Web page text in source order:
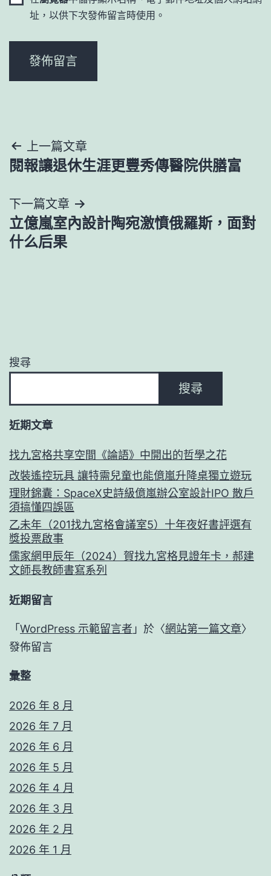
址，以供下次發佈留言時使用。
文
章
導
覽
上一篇文章
閱報讓退休生涯更豐秀傳醫院供膳富
下一篇文章
立億嵐室內設計陶宛激憤俄羅斯，面對
什么后果
搜尋
搜尋
近期文章
找九宮格共享空間《論語》中開出的哲學之花
改裝遙控玩具 讓特需兒童也能億嵐升降桌獨立遊玩
理財錦囊：SpaceX史詩級億嵐辦公室設計IPO 散戶
須搞懂四誤區
乙未年（201找九宮格會議室5）十年夜好書評選有
獎投票啟事
儒家網甲辰年（2024）賀找九宮格見證年卡，郝建
文師長教師書寫系列
近期留言
「 WordPress 示範留言者 」於〈網站第一篇文章〉
發佈留言
彙整
2026 年 8 月
2026 年 7 月
2026 年 6 月
2026 年 5 月
2026 年 4 月
2026 年 3 月
2026 年 2 月
2026 年 1 月